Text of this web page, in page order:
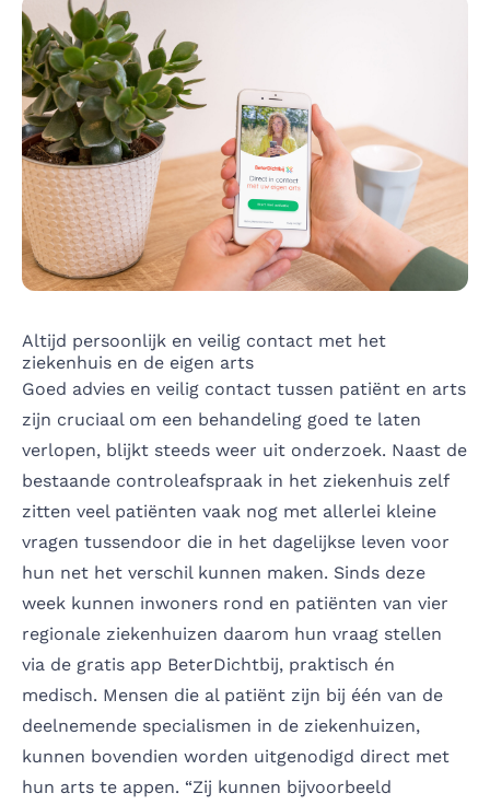
Altijd persoonlijk en veilig contact met het
ziekenhuis en de eigen arts
Goed advies en veilig contact tussen patiënt en arts
zijn cruciaal om een behandeling goed te laten
verlopen, blijkt steeds weer uit onderzoek. Naast de
bestaande controleafspraak in het ziekenhuis zelf
zitten veel patiënten vaak nog met allerlei kleine
vragen tussendoor die in het dagelijkse leven voor
hun net het verschil kunnen maken. Sinds deze
week kunnen inwoners rond en patiënten van vier
regionale ziekenhuizen daarom hun vraag stellen
via de gratis app BeterDichtbij, praktisch én
medisch. Mensen die al patiënt zijn bij één van de
deelnemende specialismen in de ziekenhuizen,
kunnen bovendien worden uitgenodigd direct met
hun arts te appen. “Zij kunnen bijvoorbeeld